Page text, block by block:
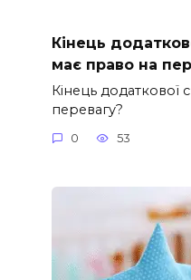
Кінець
має право на
Кінець додаткової
перевагу?
0 53